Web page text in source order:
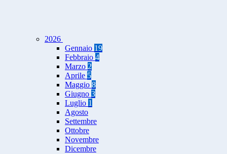
2026
Gennaio 19
Febbraio 4
Marzo 2
Aprile 5
Maggio 8
Giugno 3
Luglio 1
Agosto
Settembre
Ottobre
Novembre
Dicembre